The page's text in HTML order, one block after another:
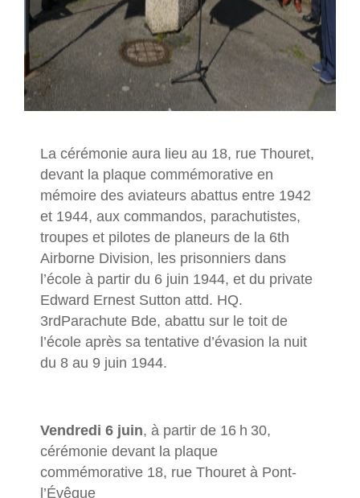
La cérémonie aura lieu au 18, rue Thouret,
devant la plaque commémorative en
mémoire des aviateurs abattus entre 1942
et 1944, aux commandos, parachutistes,
troupes et pilotes de planeurs de la 6th
Airborne Division, les prisonniers dans
l’école à partir du 6 juin 1944, et du private
Edward Ernest Sutton attd. HQ.
3rdParachute Bde, abattu sur le toit de
l’école après sa tentative d’évasion la nuit
du 8 au 9 juin 1944.
Vendredi 6 juin, à partir de 16 h 30,
cérémonie devant la plaque
commémorative 18, rue Thouret à Pont-
l’Évêque